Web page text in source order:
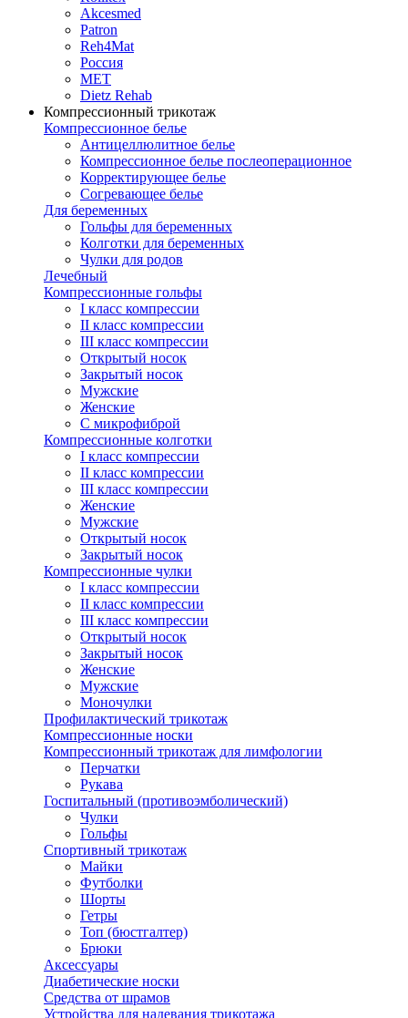
Akcesmed
Patron
Reh4Mat
Россия
МЕТ
Dietz Rehab
Компрессионный трикотаж
Компрессионное белье
Антицеллюлитное белье
Компрессионное белье послеоперационное
Корректирующее белье
Согревающее белье
Для беременных
Гольфы для беременных
Колготки для беременных
Чулки для родов
Лечебный
Компрессионные гольфы
I класс компрессии
II класс компрессии
III класс компрессии
Открытый носок
Закрытый носок
Мужские
Женские
С микрофиброй
Компрессионные колготки
I класс компрессии
II класс компрессии
III класс компрессии
Женские
Мужские
Открытый носок
Закрытый носок
Компрессионные чулки
I класс компрессии
II класс компрессии
III класс компрессии
Открытый носок
Закрытый носок
Женские
Мужские
Моночулки
Профилактический трикотаж
Компрессионные носки
Компрессионный трикотаж для лимфологии
Перчатки
Рукава
Госпитальный (противоэмболический)
Чулки
Гольфы
Спортивный трикотаж
Майки
Футболки
Шорты
Гетры
Топ (бюстгалтер)
Брюки
Аксессуары
Диабетические носки
Средства от шрамов
Устройства для надевания трикотажа